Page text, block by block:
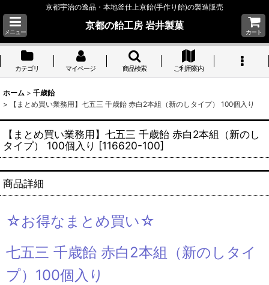
京都宇治の逸品・本地釜仕上京飴(手作り飴)の製造販売
メニュー
京都の飴工房 岩井製菓
カート
カテゴリ マイページ 商品検索 ご利用案内
ホーム > 千歳飴
>
【まとめ買い業務用】七五三 千歳飴 赤白2本組（新のしタイプ） 100個入り
【まとめ買い業務用】七五三 千歳飴 赤白2本組（新のし
タイプ） 100個入り [116620-100]
商品詳細
☆お得なまとめ買い☆
七五三 千歳飴 赤白2本組（新のしタイ
プ）100個入り